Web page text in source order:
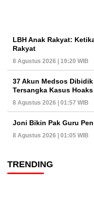
LBH Anak Rakyat:
Rakyat
8 Agustus 2026 | 19:20 WIB
37 Akun Medsos
Tersangka Kasus Hoaks
8 Agustus 2026 | 01:57 WIB
Joni Bikin Pak Guru
8 Agustus 2026 | 01:05 WIB
TRENDING